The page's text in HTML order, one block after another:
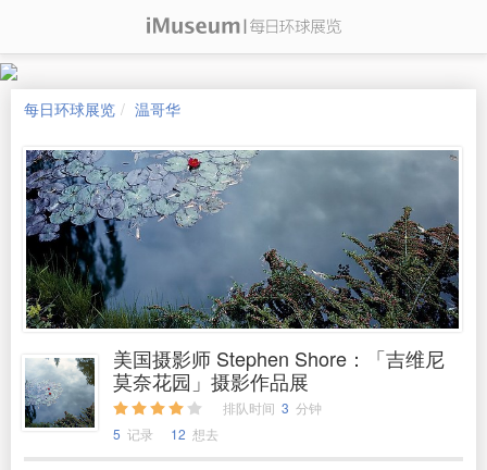
每日环球展览 温哥华
美国摄影师 Stephen Shore：「吉维尼
莫奈花园」摄影作品展
排队时间 3 分钟
5 记录 12 想去